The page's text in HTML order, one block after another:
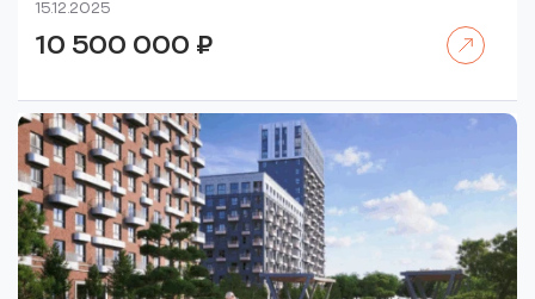
15.12.2025
10 500 000 ₽